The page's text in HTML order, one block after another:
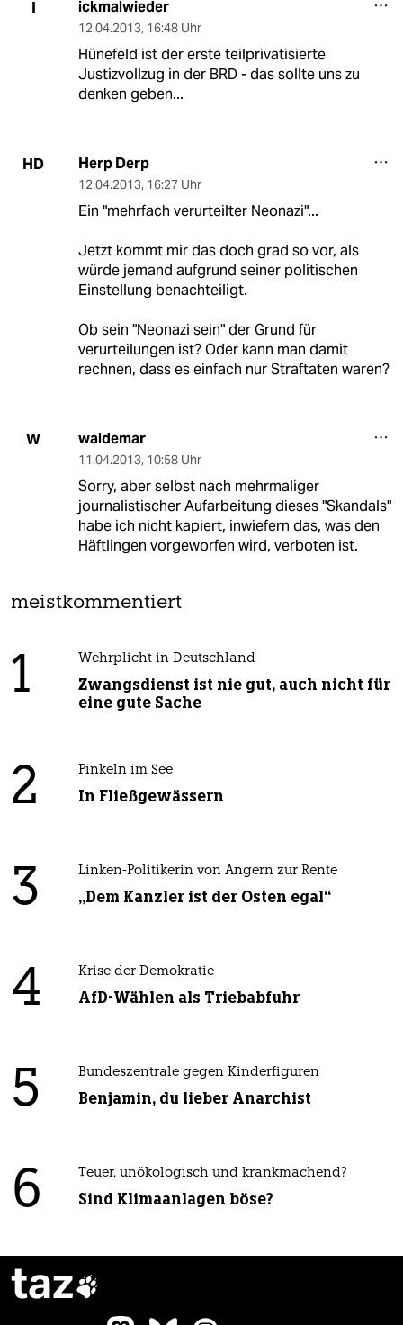
I ickmalwieder
12.04.2013, 16:48 Uhr
Hünefeld ist der erste teilprivatisierte
Justizvollzug in der BRD - das sollte uns zu
denken geben...
HD Herp Derp
12.04.2013, 16:27 Uhr
Ein "mehrfach verurteilter Neonazi"...
Jetzt kommt mir das doch grad so vor, als
würde jemand aufgrund seiner politischen
Einstellung benachteiligt.
Ob sein "Neonazi sein" der Grund für
verurteilungen ist? Oder kann man damit
rechnen, dass es einfach nur Straftaten waren?
W waldemar
11.04.2013, 10:58 Uhr
Sorry, aber selbst nach mehrmaliger
journalistischer Aufarbeitung dieses "Skandals"
habe ich nicht kapiert, inwiefern das, was den
Häftlingen vorgeworfen wird, verboten ist.
meistkommentiert
1 Wehrplicht in Deutschland
Zwangsdienst ist nie gut, auch nicht für
eine gute Sache
2 Pinkeln im See
In Fließgewässern
3 Linken-Politikerin von Angern zur Rente
„Dem Kanzler ist der Osten egal“
4 Krise der Demokratie
AfD-Wählen als Triebabfuhr
5 Bundeszentrale gegen Kinderfiguren
Benjamin, du lieber Anarchist
6 Teuer, unökologisch und krankmachend?
Sind Klimaanlagen böse?
taz